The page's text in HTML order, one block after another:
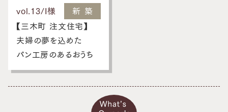
お問い合わせ・資料請求
採用情報
vol.13/ I様
新築
【三木町 注文住宅】
夫婦の夢を込めた
パン工房のあるおうち